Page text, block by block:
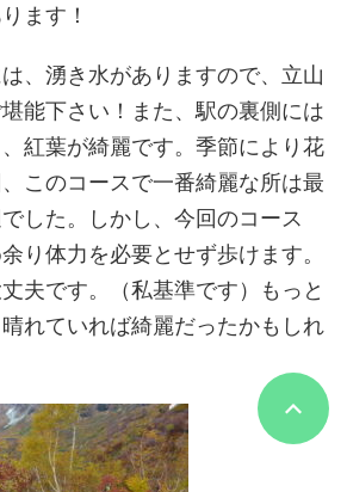
ます！
、湧き水がありますので、立山
能下さい！また、駅の裏側には
、紅葉が綺麗です。季節により花
このコースで一番綺麗な所は最
した。しかし、今回のコース
り体力を必要とせず歩けます。
夫です。（私基準です）もっと
れていれば綺麗だったかもしれ